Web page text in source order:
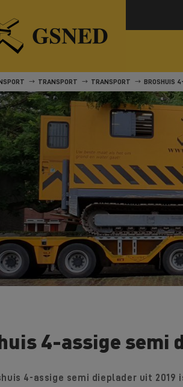
TRANSPORT TRANSPORT BROSHUIS
4-assige semi
4-assige semi dieplader uit 2019